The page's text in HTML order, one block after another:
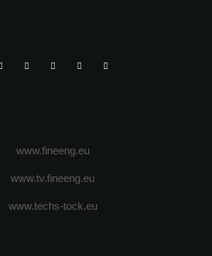
www.fineeng.eu
www.tv.fineeng.eu
www.techs-tock.eu